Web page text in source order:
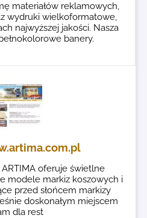
materiałów reklamowych,
wydruki wielkoformatowe,
najwyższej jakości. Nasza
banery.
oferuje świetlne
modele markiz koszowych i
przed słońcem markizy
doskonałym miejscem
dla rest